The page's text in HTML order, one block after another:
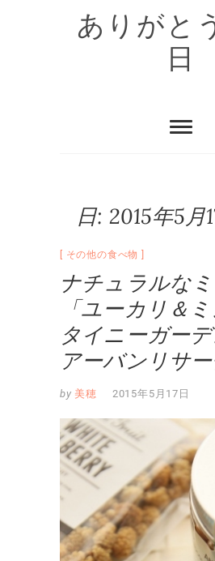
ありがと
日
日: 2015年5月
その他の食べ物
ナチュラルな
「ユーカリ＆ミ
タイニーガー
アーバンリサ
by 美穂 2015年5月17日